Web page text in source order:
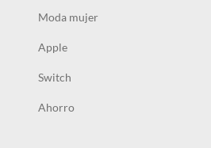
Moda mujer
Apple
Switch
Ahorro